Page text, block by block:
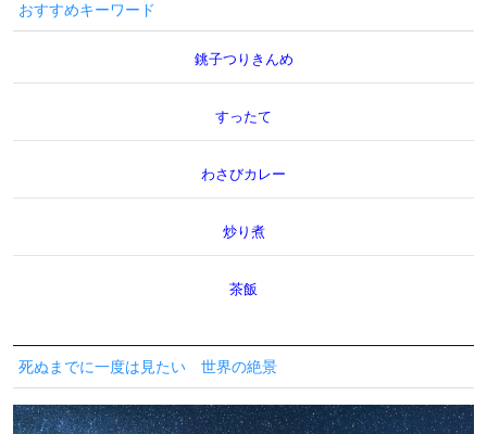
おすすめキーワード
銚子つりきんめ
すったて
わさびカレー
炒り煮
茶飯
死ぬまでに一度は見たい 世界の絶景